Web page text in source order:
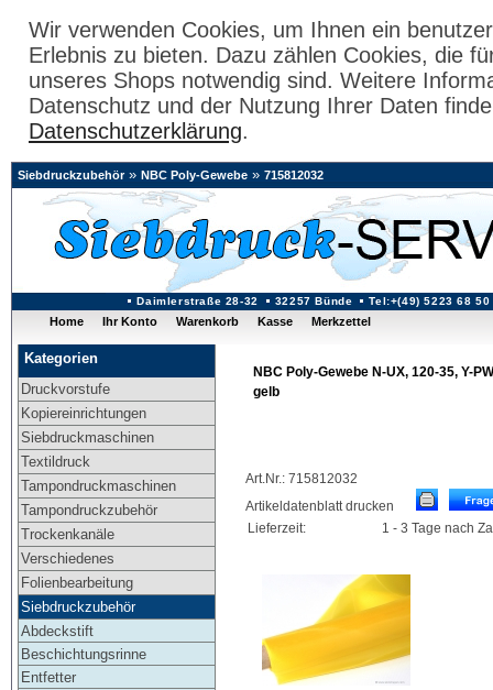
Wir verwenden Cookies, um Ihnen ein
Erlebnis zu bieten. Dazu zählen Cookies, die
unseres Shops notwendig sind. Weitere
Datenschutz und der Nutzung Ihrer Daten
Datenschutzerklärung.
Daimlerstraße 28-32 32257 Bünde Tel:+(49) 5223 68 50
Siebdruckzubehör» NBC Poly-Gewebe » 715812032
Home Ihr Konto Warenkorb Kasse Merkzettel
Kategorien
Druckvorstufe
Kopiereinrichtungen
Siebdruckmaschinen
Textildruck
Tampondruckmaschinen
Tampondruckzubehör
Trockenkanäle
Verschiedenes
Folienbearbeitung
Siebdruckzubehör
Abdeckstift
Beschichtungsrinne
Entfetter
NBC Poly-Gewebe N-UX, 120-35, Y-
gelb
Art.Nr.: 715812032
Artikeldatenblatt drucken
Lieferzeit:
1 - 3 Tage nach